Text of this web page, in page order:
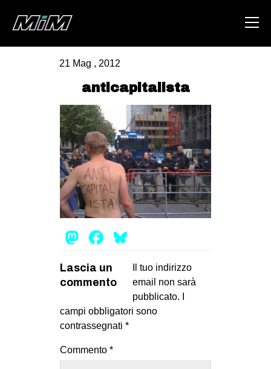
ABOUT
AREA
DEGENERAZIONE
GAZA FREESTYLE
CSOA LAMBRETTA
MSM
STUDENTI TSUNAMI
MILANO
MOBILITAZIONI
SPAZI
21 Mag , 2012
anticapitalista
Mastodon
Facebook
Lascia un
commento
Il tuo indirizzo
email non sarà
pubblicato.
campi obbligatori sono
contrassegnati *
Commento *